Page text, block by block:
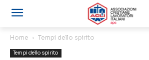
Home Tempi dello spirito
Tempi dello spirito